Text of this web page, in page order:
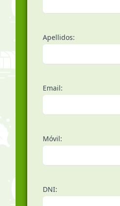
Apellidos:
Email:
Móvil:
DNI: